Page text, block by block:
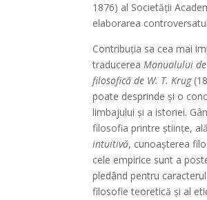
1876) al Societăţii
elaborarea
Contribuţia sa cea mai
traducereaManualului
filosofică de W. T. Krug
poate desprinde şi o
limbajului şi a istoriei.
filosofia printre ştiinţe,
intuitivă, cunoaşterea
cele empirice sunt a
pledând pentru
filosofie teoretică şi al